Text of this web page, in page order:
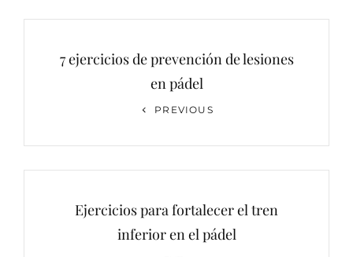
7 ejercicios de prevención de lesiones
en pádel
PREVIOUS
Ejercicios para fortalecer el tren
inferior en el pádel